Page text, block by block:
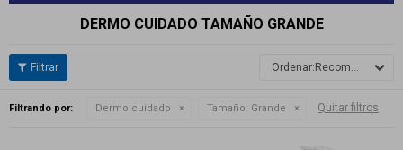
DERMO CUIDADO TAMAÑO GRANDE
Recomendados
Filtrando por: Dermo cuidado Tamaño: Grande Quitar filtros